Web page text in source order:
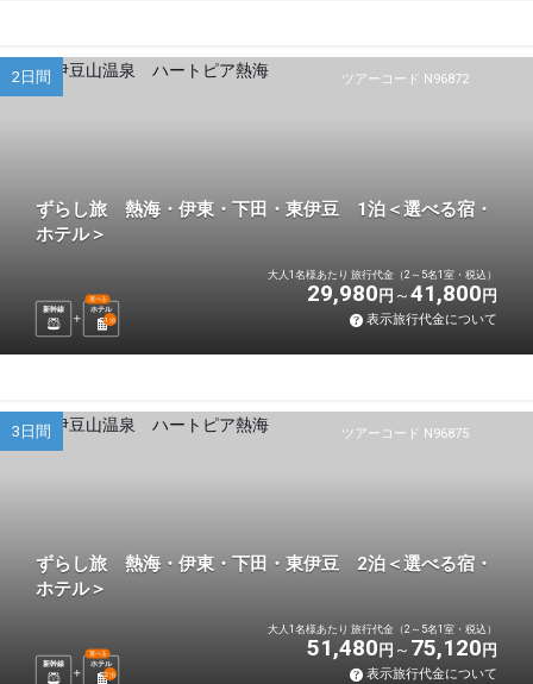
ツアーコード N96872
2日間
ずらし旅 熱海・伊東・下田・東伊豆 1泊＜選べる宿・
ホテル＞
新幹線 ホテル
選べる
1 泊
大人1名様あたり 旅行代金（2～5名1室・税込）
29,980 円 41,800 円
表示旅行代金について
ツアーコード N96875
3日間
ずらし旅 熱海・伊東・下田・東伊豆 2泊＜選べる宿・
ホテル＞
新幹線 ホテル
選べる
2泊
大人1名様あたり 旅行代金（2～5名1室・税込）
51,480 円 75,120 円
表示旅行代金について